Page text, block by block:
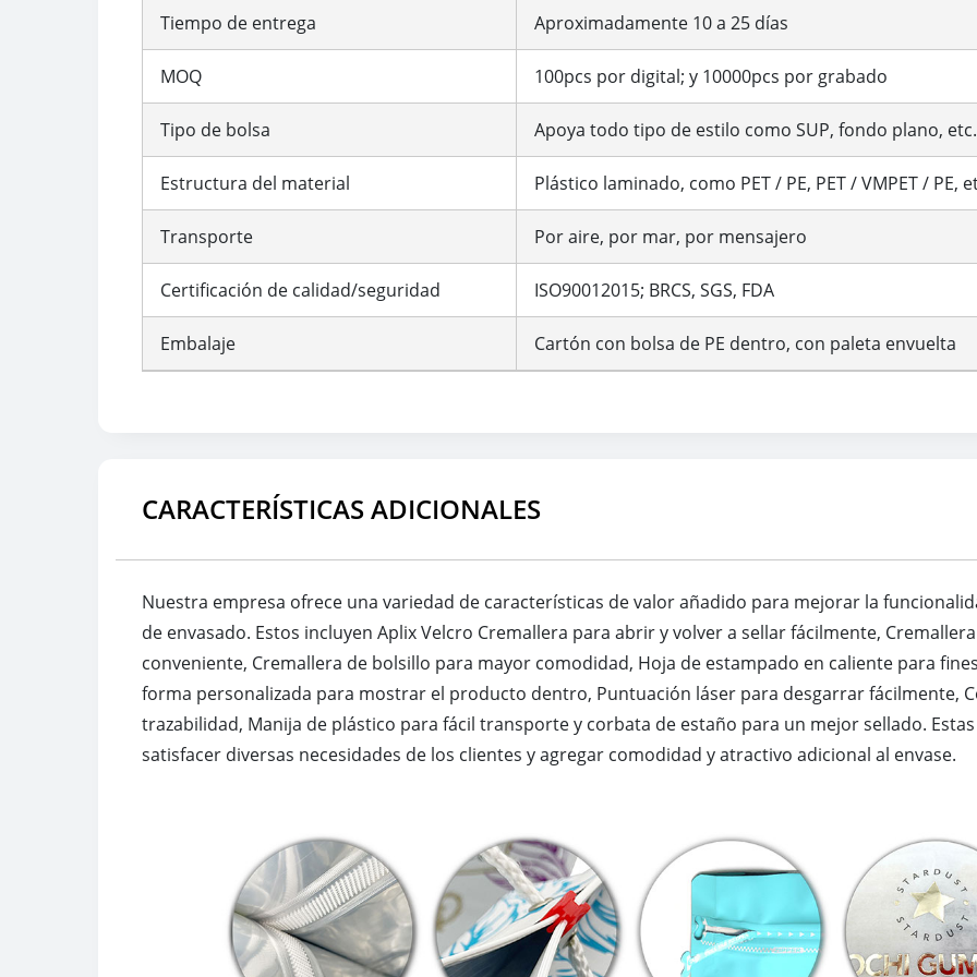
Tiempo de entrega Aproximadamente 10 a 25 días
MOQ 100pcs por digital; y 10000pcs por grabado
Tipo de bolsa Apoya todo tipo de estilo como SUP, fondo plano, etc.
Estructura del material Plástico laminado, como PET / PE, PET / VMPET / PE,
Transporte Por aire, por mar, por mensajero
Certificación de calidad/seguridad ISO90012015; BRCS, SGS, FDA
Embalaje Cartón con bolsa de PE dentro, con paleta envuelta
CARACTERÍSTICAS ADICIONALES
Nuestra empresa ofrece una variedad de características de valor añadido para mejorar la
de envasado. Estos incluyen Aplix Velcro Cremallera para abrir y volver a sellar fácilmente,
conveniente, Cremallera de bolsillo para mayor comodidad, Hoja de estampado en caliente para
forma personalizada para mostrar el producto dentro, Puntuación láser para desgarrar fácilmente,
trazabilidad, Manija de plástico para fácil transporte y corbata de estaño para un mejor sellado.
satisfacer diversas necesidades de los clientes y agregar comodidad y atractivo adicional al envase.